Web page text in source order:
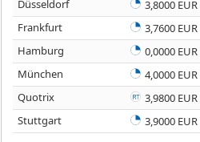
Düsseldorf
3,8000 EUR
Frankfurt
3,7600 EUR
Hamburg
0,0000 EUR
München
4,0000 EUR
Quotrix
3,9800 EUR
Stuttgart
3,9000 EUR